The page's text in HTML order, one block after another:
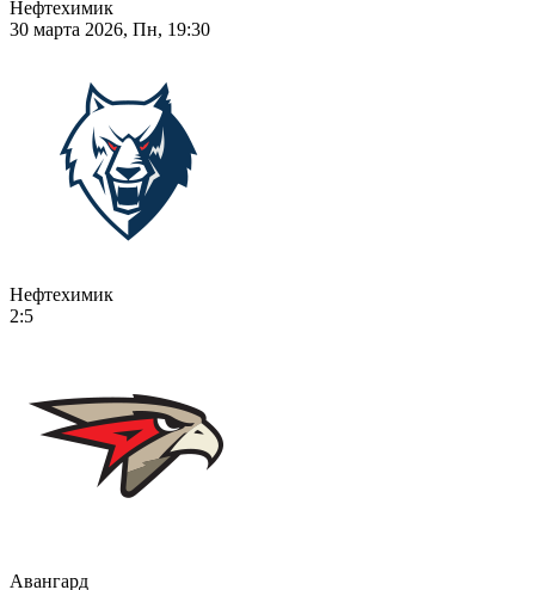
Нефтехимик
30 марта 2026, Пн, 19:30
Нефтехимик
2:5
Авангард